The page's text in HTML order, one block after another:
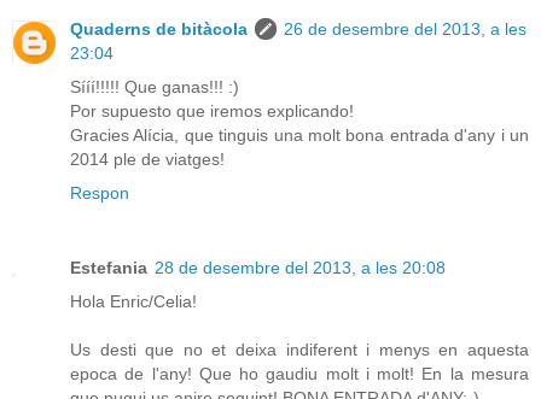
Quaderns de bitàcola
26 de desembre del 2013, a les
23:04
Sííí!!!!! Que ganas!!! :)
Por supuesto que iremos explicando!
Gracies Alícia, que tinguis una molt bona entrada d'any i un
2014 ple de viatges!
Respon
Estefania 28 de desembre del 2013, a les 20:08
Hola Enric/Celia!
Us desti que no et deixa indiferent i menys en aquesta
epoca de l'any! Que ho gaudiu molt i molt! En la mesura